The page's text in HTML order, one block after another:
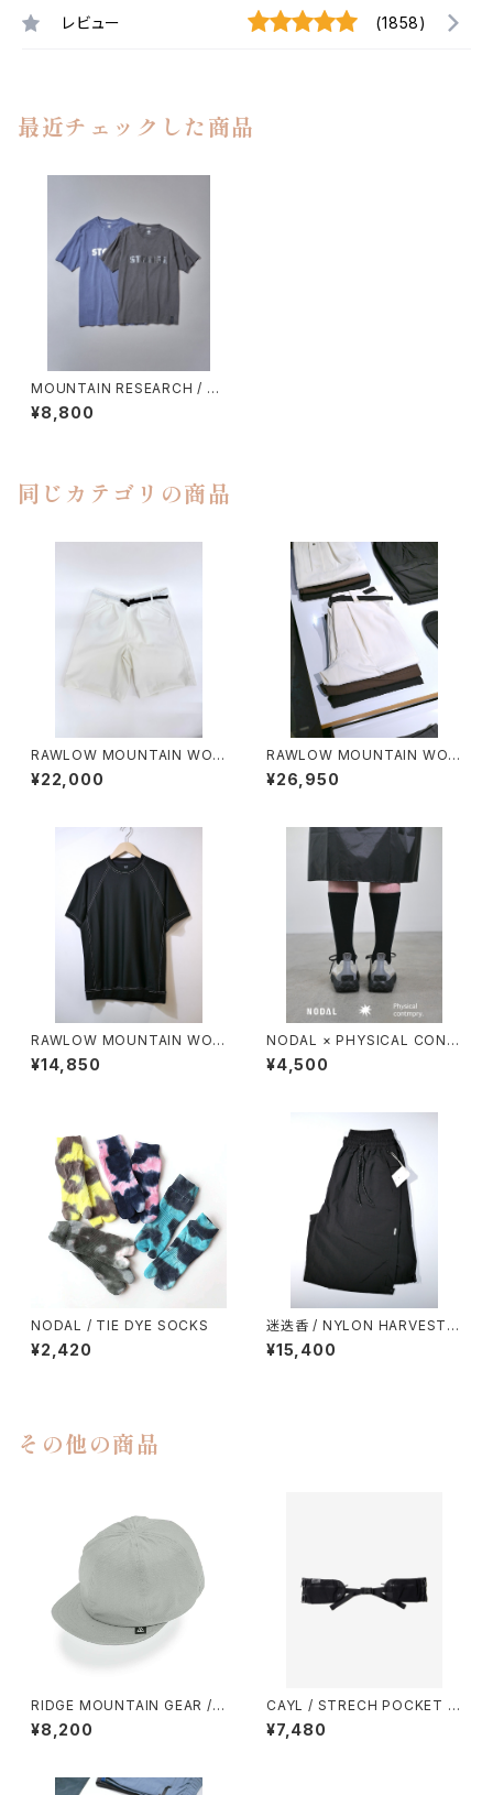
レビュー (1858)
最近チェックした商品
MOUNTAIN RESEARCH / S
TONES SHORT SLEEVE
¥8,800
同じカテゴリの商品
RAWLOW MOUNTAIN WOR
KS / HIKER GURKHA PANTS
¥22,000
RAWLOW MOUNTAIN WOR
KS / HIKER BAKER PANTS
¥26,950
RAWLOW MOUNTAIN WOR
KS / DAD LITE CREW
¥14,850
NODAL × PHYSICAL CONT
MPRY.
¥4,500
NODAL / TIE DYE SOCKS
¥2,420
迷迭香 / NYLON HARVEST L
OOSE SHORTS（2026）
¥15,400
その他の商品
RIDGE MOUNTAIN GEAR / B
ASIC CAP（NT）
¥8,200
CAYL / STRECH POCKET H
IP BELT
¥7,480